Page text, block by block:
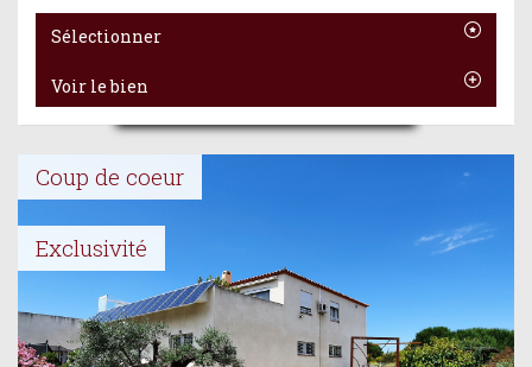
Sélectionner
Voir le bien
Exclusivité
Coup de coeur